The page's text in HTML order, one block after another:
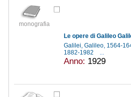
monografia
Le opere di Galileo
Galilei, Galileo, 1564-
1882-1982
...
Anno: 1929